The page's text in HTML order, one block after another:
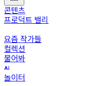
콘텐츠
프로덕트 밸리
요즘 작가들
컬렉션
물어봐
놀이터